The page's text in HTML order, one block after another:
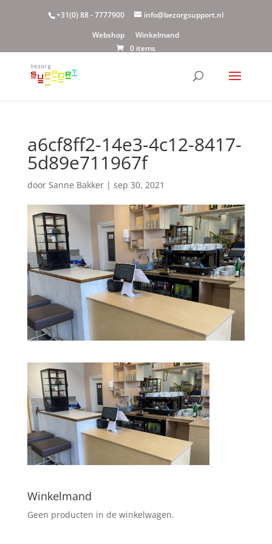
+31(0) 88 - 7777900
info@bezorgsupport.nl
Webshop
Winkelmand
0 items
a6cf8ff2-14e3-4c12-8417-
5d89e711967f
door Sanne Bakker| sep 30, 2021
Winkelmand
Geen producten in de winkelwagen.